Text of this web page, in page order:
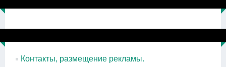
Контакты, размещение рекламы.